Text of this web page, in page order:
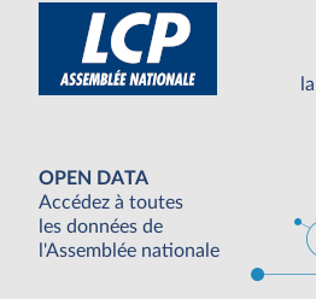
OPEN DATA
Accédez à toutes
les données de
l'Assemblée nationale